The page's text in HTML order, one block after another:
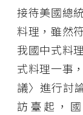
接待美國總
料理，雖然
我國中式料
式料理一事
議〉進行討
訪臺起，